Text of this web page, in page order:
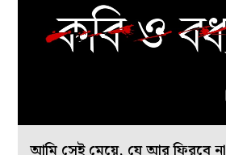
আমি সেই মেয়ে, যে আর ফিরবে না